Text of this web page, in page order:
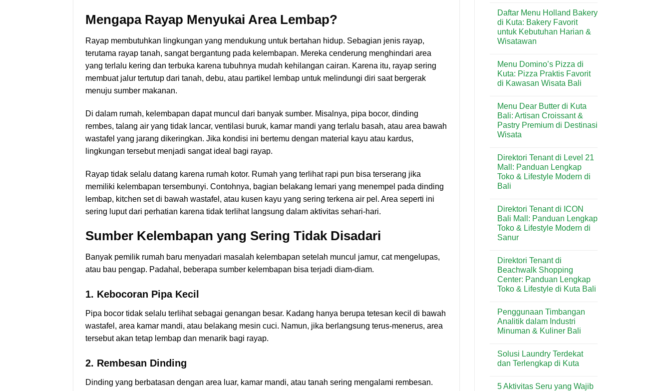
Mengapa Rayap Menyukai Area Lembap?
Rayap membutuhkan lingkungan yang mendukung untuk bertahan hidup. Sebagian jenis rayap,
terutama rayap tanah, sangat bergantung pada kelembapan. Mereka cenderung menghindari area
yang terlalu kering dan terbuka karena tubuhnya mudah kehilangan cairan. Karena itu, rayap sering
membuat jalur tertutup dari tanah, debu, atau partikel lembap untuk melindungi diri saat bergerak
menuju sumber makanan.
Di dalam rumah, kelembapan dapat muncul dari banyak sumber. Misalnya, pipa bocor, dinding
rembes, talang air yang tidak lancar, ventilasi buruk, kamar mandi yang terlalu basah, atau area bawah
wastafel yang jarang dikeringkan. Jika kondisi ini bertemu dengan material kayu atau kardus,
lingkungan tersebut menjadi sangat ideal bagi rayap.
Rayap tidak selalu datang karena rumah kotor. Rumah yang terlihat rapi pun bisa terserang jika
memiliki kelembapan tersembunyi. Contohnya, bagian belakang lemari yang menempel pada dinding
lembap, kitchen set di bawah wastafel, atau kusen kayu yang sering terkena air pel. Area seperti ini
sering luput dari perhatian karena tidak terlihat langsung dalam aktivitas sehari-hari.
Sumber Kelembapan yang Sering Tidak Disadari
Banyak pemilik rumah baru menyadari masalah kelembapan setelah muncul jamur, cat mengelupas,
atau bau pengap. Padahal, beberapa sumber kelembapan bisa terjadi diam-diam.
1. Kebocoran Pipa Kecil
Pipa bocor tidak selalu terlihat sebagai genangan besar. Kadang hanya berupa tetesan kecil di bawah
wastafel, area kamar mandi, atau belakang mesin cuci. Namun, jika berlangsung terus-menerus, area
tersebut akan tetap lembap dan menarik bagi rayap.
2. Rembesan Dinding
Dinding yang berbatasan dengan area luar, kamar mandi, atau tanah sering mengalami rembesan.
Ini
Penyebab
dan
Cara
Menguranginya
on
10
Universitas
Terbaik
di
China
Incaran
Mahasiswa
Internasional
Daftar Menu Holland Bakery
di Kuta: Bakery Favorit
untuk Kebutuhan Harian &
Wisatawan
on
Daftar
Menu
Holland
Kuta:
Bakery
Favorit
untuk
Kebutuhan
Harian
Menu Domino’s Pizza di
Kuta: Pizza Praktis Favorit
di Kawasan Wisata Bali
on
Menu
Domino’s
Pizza
di
Kuta:
Favorit
di
Kawasan
Wisata
Bali
Menu Dear Butter di Kuta
Bali: Artisan Croissant &
Pastry Premium di Destinasi
Wisata
on
Menu
Dear
Butter
di
Kuta
Croissant
&
Pastry
Premium
di
Destinasi
Direktori Tenant di Level 21
Mall: Panduan Lengkap
Toko & Lifestyle Modern di
Bali
on
Direktori
Tenant
Level
21
Lengkap
Toko
&
Lifestyle
Modern
di
Direktori Tenant di ICON
Bali Mall: Panduan Lengkap
Toko & Lifestyle Modern di
Sanur
on
Direktori
Tenant
di
ICON
Bali
Lengkap
Toko
&
Lifestyle
Sanur
Direktori Tenant di
Beachwalk Shopping
Center: Panduan Lengkap
Toko & Lifestyle di Kuta Bali
on
Direktori
Tenant
di
Center:
Panduan
Lengkap
Lifestyle
di
Penggunaan Timbangan
Analitik dalam Industri
Minuman & Kuliner Bali
on
Penggunaan
Timbangan
Industri
Solusi Laundry Terdekat
dan Terlengkap di Kuta
on
5 Aktivitas Seru yang Wajib